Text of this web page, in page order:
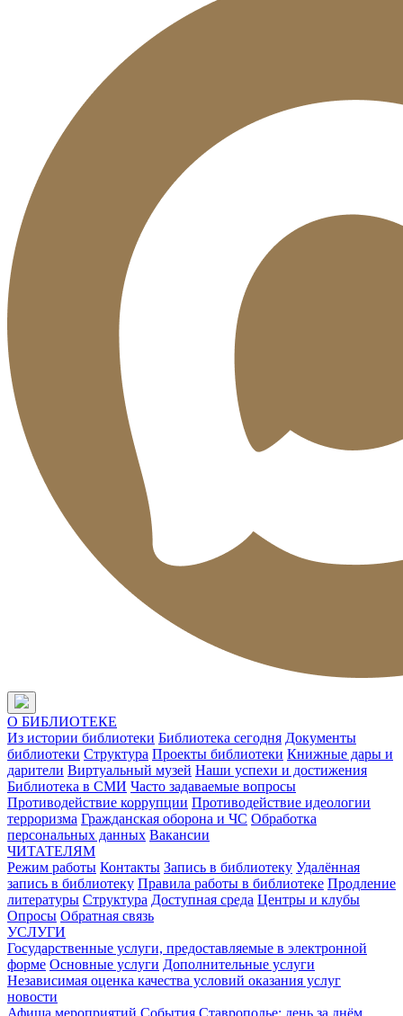
О БИБЛИОТЕКЕ
Из истории библиотеки Библиотека сегодня Документы
библиотеки Структура Проекты библиотеки Книжные дары и
дарители Виртуальный музей Наши успехи и достижения
Библиотека в СМИ Часто задаваемые вопросы
Противодействие коррупции Противодействие идеологии
терроризма Гражданская оборона и ЧС Обработка
персональных данных Вакансии
ЧИТАТЕЛЯМ
Режим работы Контакты Запись в библиотеку Удалённая
запись в библиотеку Правила работы в библиотеке Продление
литературы Структура Доступная среда Центры и клубы
Опросы Обратная связь
УСЛУГИ
Государственные услуги, предоставляемые в электронной
форме Основные услуги Дополнительные услуги
Независимая оценка качества условий оказания услуг
новости
Афиша мероприятий События Ставрополье: день за днём